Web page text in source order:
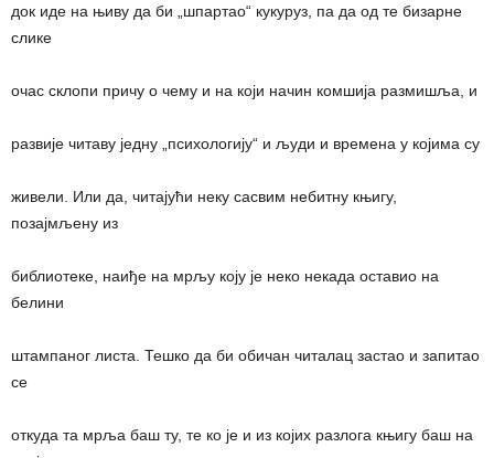
док иде на њиву да би „шпартао“ кукуруз, па да од те бизарне
слике
очас склопи причу о чему и на који начин комшија размишља, и
развије читаву једну „психологију“ и људи и времена у којима су
живели. Или да, читајући неку сасвим небитну књигу,
позајмљену из
библиотеке, наиђе на мрљу коју је неко некада оставио на
белини
штампаног листа. Тешко да би обичан читалац застао и запитао
се
откуда та мрља баш ту, те ко је и из којих разлога књигу баш на